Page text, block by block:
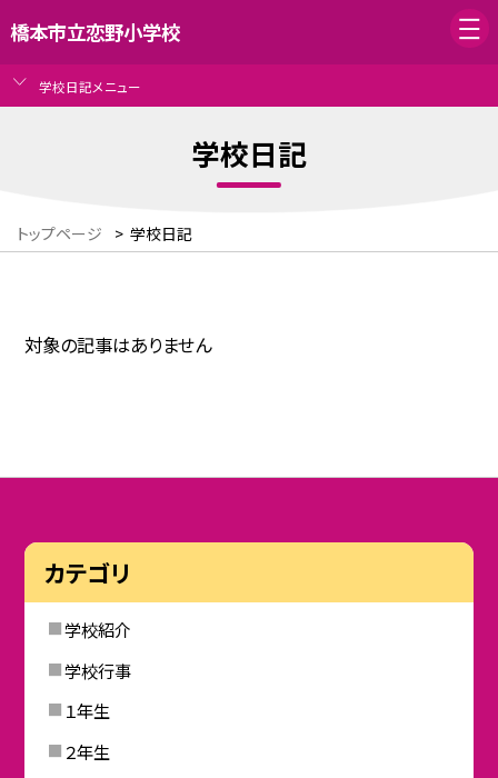
橋本市立恋野小学校
学校日記メニュー
学校日記
トップページ > 学校日記
対象の記事はありません
カテゴリ
学校紹介
学校行事
１年生
２年生